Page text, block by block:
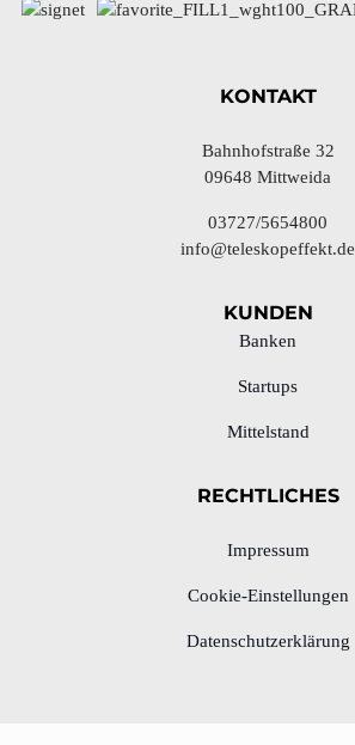
KONTAKT
Bahnhofstraße 32
09648 Mittweida
03727/5654800
info@teleskopeffekt.de
KUNDEN
Banken
Startups
Mittelstand
RECHTLICHES
Impressum
Cookie-Einstellungen
Datenschutzerklärung